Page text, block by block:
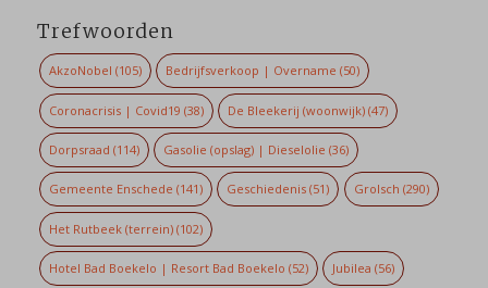
Trefwoorden
AkzoNobel (105) Bedrijfsverkoop | Overname (50)
Coronacrisis | Covid19 (38) De Bleekerij (woonwijk) (47)
Dorpsraad (114) Gasolie (opslag) | Dieselolie (36)
Gemeente Enschede (141) Geschiedenis (51) Grolsch (290)
Het Rutbeek (terrein)(102)
Hotel Bad Boekelo | Resort Bad Boekelo (52) Jubilea (56)